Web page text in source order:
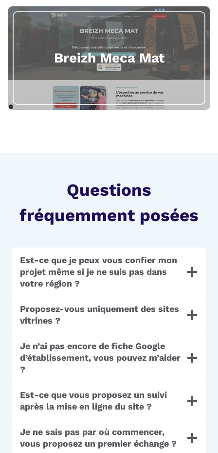
Breizh Meca Mat
Questions
fréquemment posées
Est-ce que je peux vous confier mon
projet même si je ne suis pas dans
votre région ?
Proposez-vous uniquement des sites
vitrines ?
Je n’ai pas encore de fiche Google
d’établissement, vous pouvez m’aider
?
Est-ce que vous proposez un suivi
après la mise en ligne du site ?
Je ne sais pas par où commencer,
vous proposez un premier échange ?